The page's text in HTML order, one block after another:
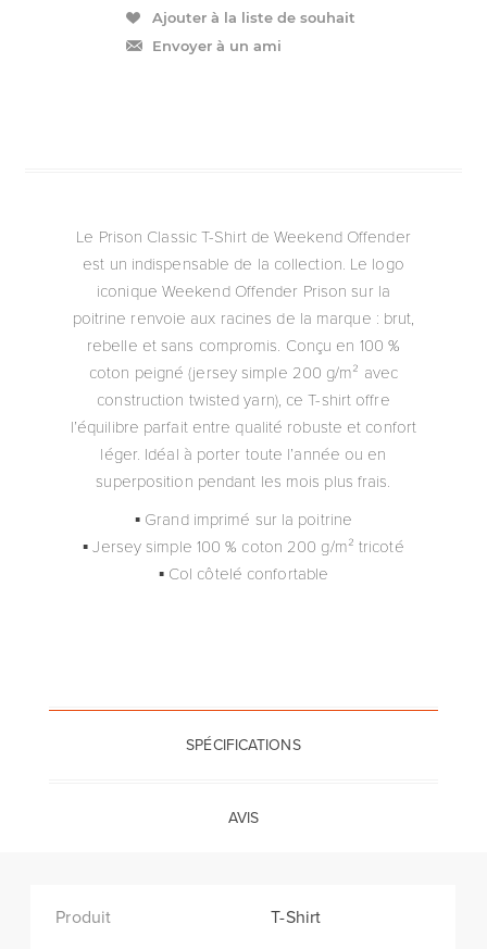
Ajouter à la liste de souhait
Envoyer à un ami
Le Prison Classic T-Shirt de Weekend Offender
est un indispensable de la collection. Le logo
iconique Weekend Offender Prison sur la
poitrine renvoie aux racines de la marque : brut,
rebelle et sans compromis. Conçu en 100 %
coton peigné (jersey simple 200 g/m² avec
construction twisted yarn), ce T-shirt offre
l’équilibre parfait entre qualité robuste et confort
léger. Idéal à porter toute l’année ou en
superposition pendant les mois plus frais.
▪ Grand imprimé sur la poitrine
▪ Jersey simple 100 % coton 200 g/m² tricoté
▪ Col côtelé confortable
SPÉCIFICATIONS
AVIS
Produit T-Shirt